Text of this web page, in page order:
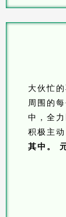
大伙忙的
周围的每
中，全
积极主
其中。